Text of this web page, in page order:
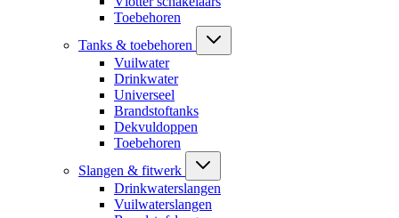
Toebehoren
Tanks & toebehoren
Vuilwater
Drinkwater
Universeel
Brandstoftanks
Dekvuldoppen
Toebehoren
Slangen & fitwerk
Drinkwaterslangen
Vuilwaterslangen